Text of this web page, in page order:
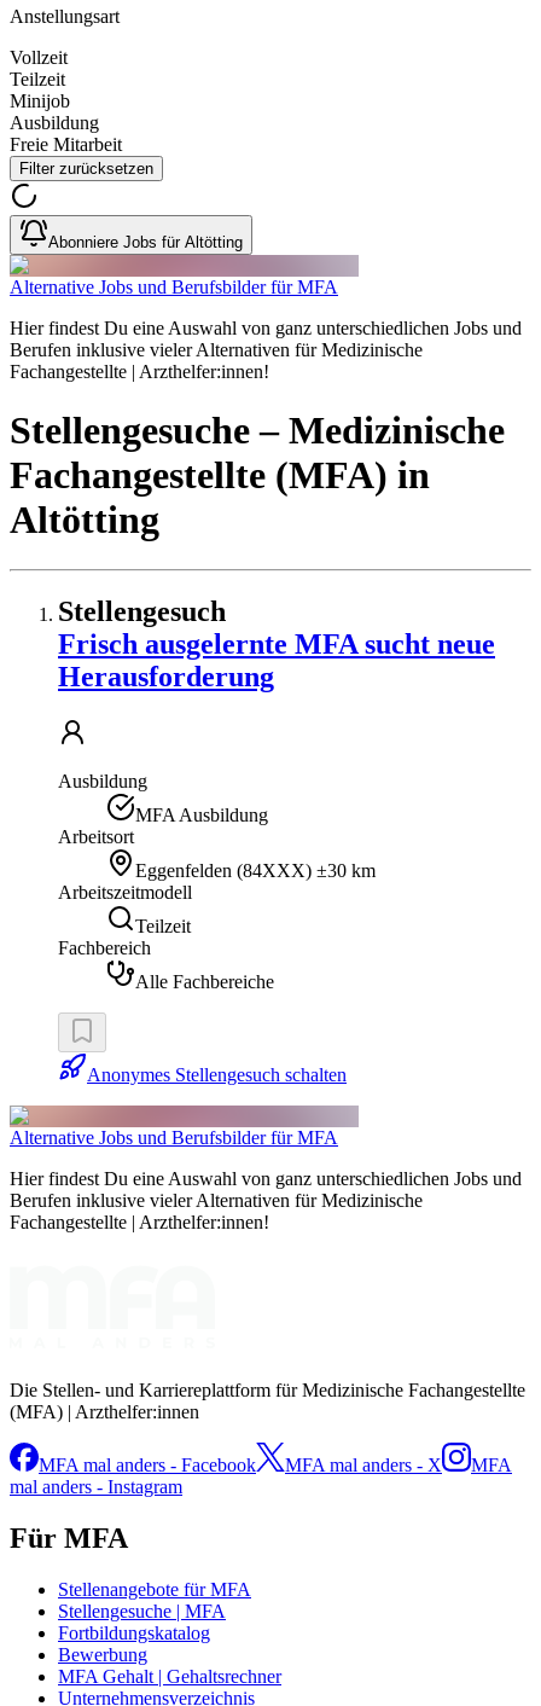
Anstellungsart
Vollzeit
Teilzeit
Minijob
Ausbildung
Freie Mitarbeit
Filter zurücksetzen
Abonniere Jobs für Altötting
Alternative Jobs und Berufsbilder für MFA
Hier findest Du eine Auswahl von ganz unterschiedlichen Jobs und
Berufen inklusive vieler Alternativen für Medizinische
Fachangestellte | Arzthelfer:innen!
Stellengesuche– Medizinische
Fachangestellte (MFA) in
Altötting
Stellengesuch
Frisch ausgelernte MFA sucht neue
Herausforderung
Ausbildung
MFA Ausbildung
Arbeitsort
Eggenfelden (84XXX) ±30 km
Arbeitszeitmodell
Teilzeit
Fachbereich
Alle Fachbereiche
Anonymes Stellengesuch schalten
Alternative Jobs und Berufsbilder für MFA
Hier findest Du eine Auswahl von ganz unterschiedlichen Jobs und
Berufen inklusive vieler Alternativen für Medizinische
Fachangestellte | Arzthelfer:innen!
Die Stellen- und Karriereplattform für Medizinische Fachangestellte
(MFA) | Arzthelfer:innen
MFA mal anders - Facebook MFA mal anders - X
MFA
mal anders - Instagram
Für MFA
Stellenangebote für MFA
Stellengesuche | MFA
Fortbildungskatalog
Bewerbung
MFA Gehalt | Gehaltsrechner
Unternehmensverzeichnis